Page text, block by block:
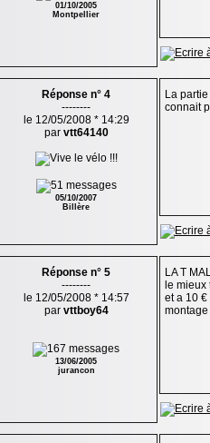
01/10/2005
Montpellier
Réponse n° 4
--------
le 12/05/2008 * 14:29
par vtt64140
05/10/2007
Billère
La
connait
Réponse n° 5
--------
le 12/05/2008 * 14:57
par vttboy64
13/06/2005
jurancon
LA T
le
et a 10
montage